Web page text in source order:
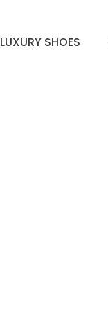
LUXURY SHOES